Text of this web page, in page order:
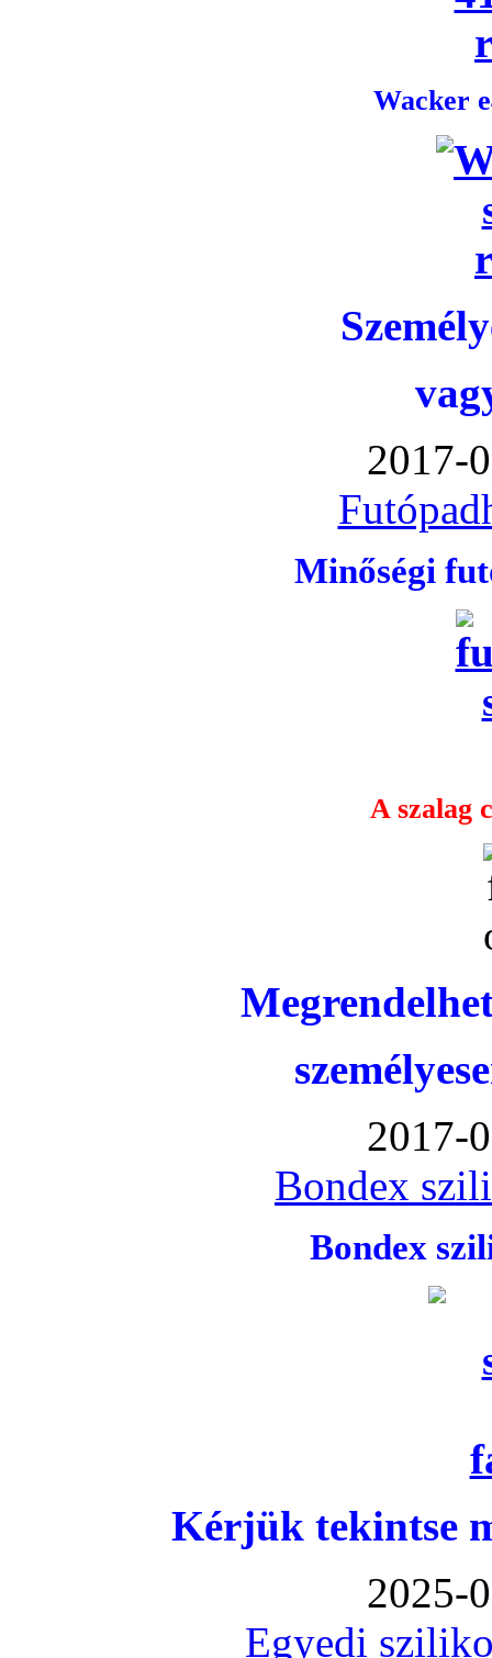
Wacker
2017-
Minőségi
A szalag
2017-
Bondex
Bondex
Kérjük tekintse
2025-
Egyedi